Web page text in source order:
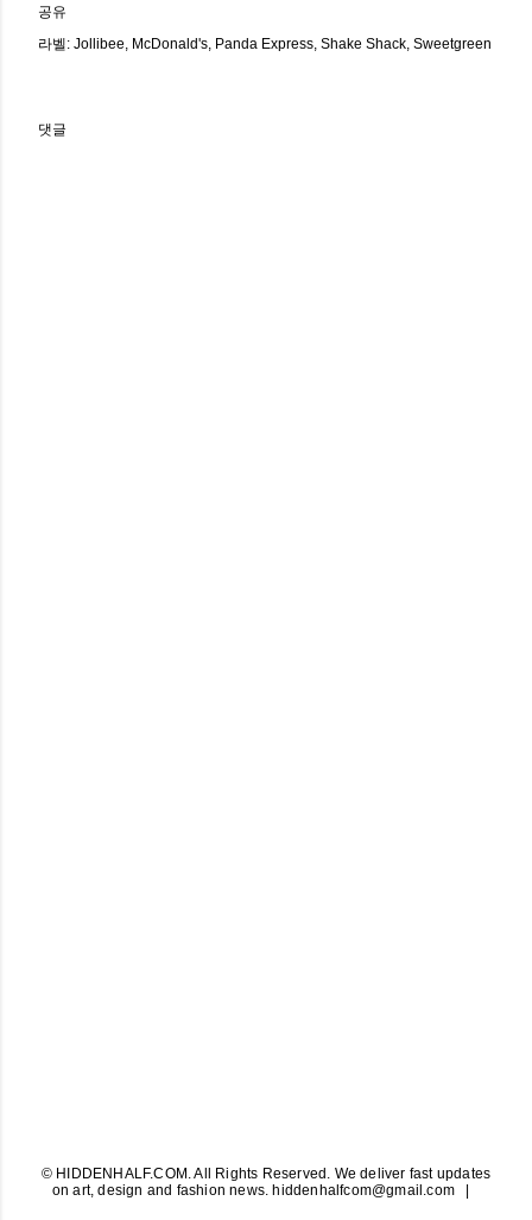
공유
라벨: Jollibee McDonald's Panda Express Shake Shack Sweetgreen
댓글
© HIDDENHALF.COM. All Rights Reserved. We deliver fast updates
on art, design and fashion news. hiddenhalfcom@gmail.com